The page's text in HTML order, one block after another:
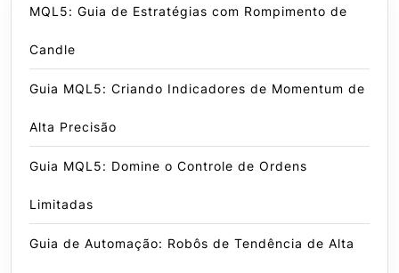
MQL5: Guia de Estratégias com Rompimento de
Candle
Guia MQL5: Criando Indicadores de Momentum de
Alta Precisão
Guia MQL5: Domine o Controle de Ordens
Limitadas
Guia de Automação: Robôs de Tendência de Alta